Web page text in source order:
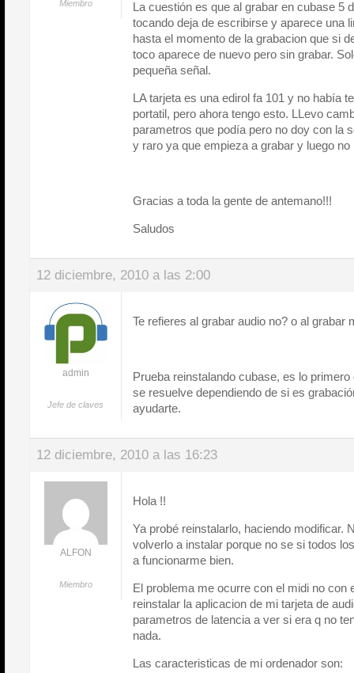
Miembro
La cuestión es que al grabar en cubase 5
tocando deja de escribirse y aparece una
hasta el momento de la grabacion que si
toco aparece de nuevo pero sin grabar.
pequeña señal.
LA tarjeta es una edirol fa 101 y no había
portatil, pero ahora tengo esto. LLevo
parametros que podía pero no doy con la
y raro ya que empieza a grabar y luego
Gracias a toda la gente de antemano!!!
Saludos
12 diciembre, 2010 a las 2:00
admin
Jefe de claves
Te refieres al grabar audio no? o al grabar
Prueba reinstalando cubase, es lo
se resuelve dependiendo de si es
ayudarte.
12 diciembre, 2010 a las 16:23
ALFON
Miembro
Hola !!
Ya probé reinstalarlo, haciendo modificar.
volverlo a instalar porque no se si todos
a funcionarme bien.
El problema me ocurre con el midi no con
reinstalar la aplicacion de mi tarjeta de
parametros de latencia a ver si era q no
nada.
Las caracteristicas de mi ordenador son: